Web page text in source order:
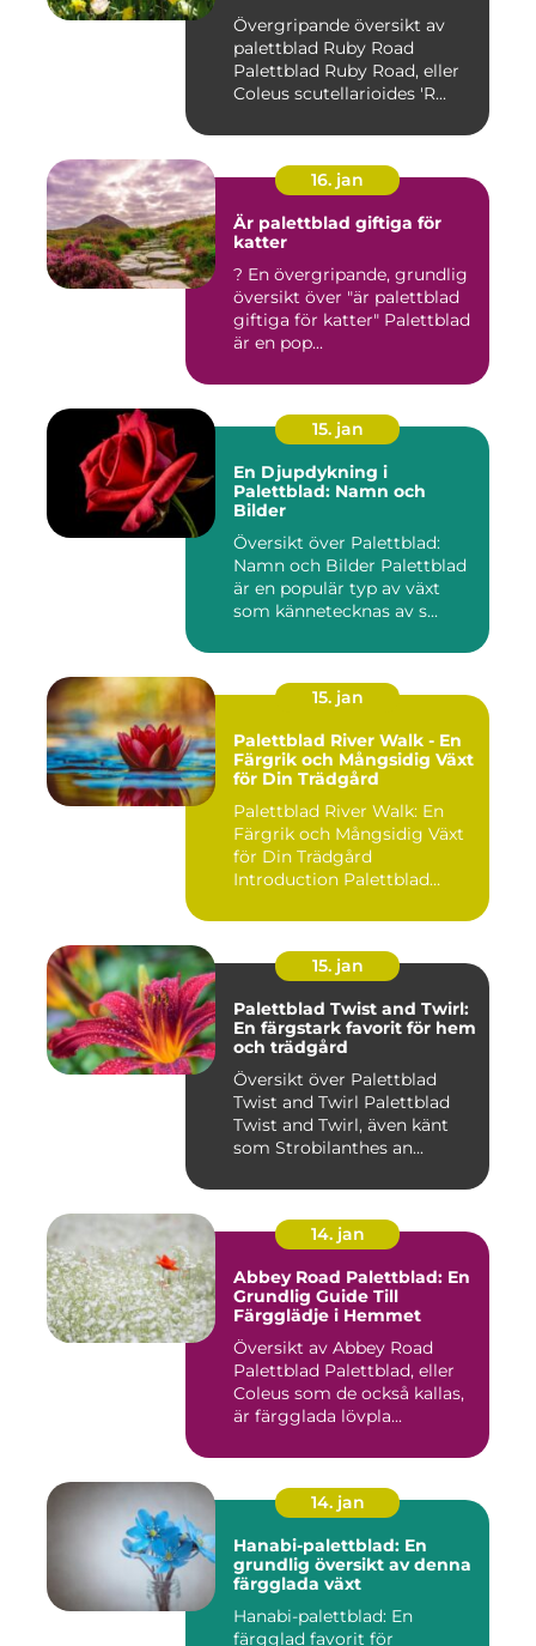
Övergripande översikt av
palettblad Ruby Road
Palettblad Ruby Road, eller
Coleus scutellarioides 'R...
16. jan
Är palettblad giftiga för
katter
? En övergripande, grundlig
översikt över "är palettblad
giftiga för katter" Palettblad
är en pop...
15. jan
En Djupdykning i
Palettblad: Namn och
Bilder
Översikt över Palettblad:
Namn och Bilder Palettblad
är en populär typ av växt
som kännetecknas av s...
15. jan
Palettblad River Walk - En
Färgrik och Mångsidig Växt
för Din Trädgård
Palettblad River Walk: En
Färgrik och Mångsidig Växt
för Din Trädgård
Introduction Palettblad
15. jan
Palettblad Twist and Twirl:
En färgstark favorit för hem
och trädgård
Översikt över Palettblad
Twist and Twirl Palettblad
Twist and Twirl, även känt
som Strobilanthes an...
14. jan
Abbey Road Palettblad: En
Grundlig Guide Till
Färgglädje i Hemmet
Översikt av Abbey Road
Palettblad Palettblad, eller
Coleus som de också kallas,
är färgglada lövpla...
14. jan
Hanabi-palettblad: En
grundlig översikt av denna
färgglada växt
Hanabi-palettblad: En
färgglad favorit för